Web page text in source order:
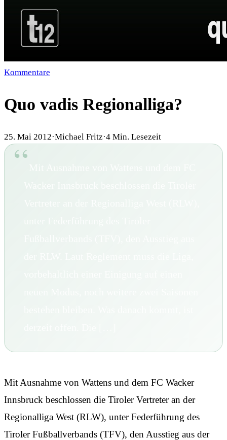
Kommentare
Quo vadis Regionalliga?
25. Mai 2012·Michael Fritz·4 Min. Lesezeit
Mit Ausnahme von Wattens und dem FC Wacker
Innsbruck beschlossen die Tiroler Vertreter an der
Regionalliga West (RLW), unter Federführung des
Tiroler Fußballverbands (TFV), den Ausstieg aus der